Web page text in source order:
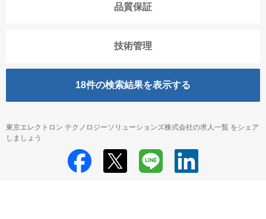
品質保証
技術管理
18件の検索結果を表示する
東京エレクトロン テクノロジーソリューションズ株式会社の求人一覧 をシェア
しましょう